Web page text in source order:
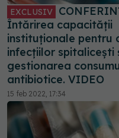
EXCLUSIV
Întărirea capacității
instituționale pentru
infecțiilor spitalicești
gestionarea
antibiotice. VIDEO
15 feb 2022, 17:34